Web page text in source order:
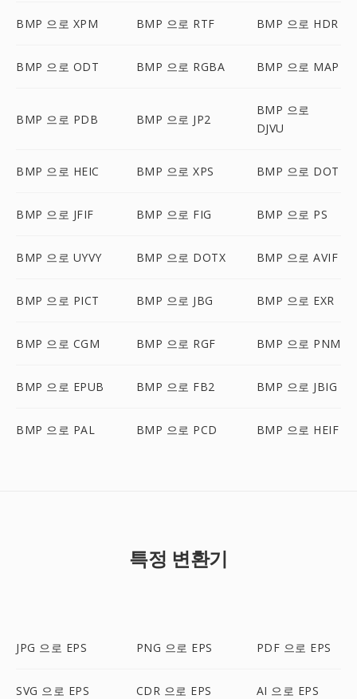
BMP 으로 XPM BMP 으로 RTF BMP 으로 HDR
BMP 으로 ODT BMP 으로 RGBA BMP 으로 MAP
BMP 으로 PDB BMP 으로 JP2
BMP 으로
DJVU
BMP 으로 HEIC BMP 으로 XPS BMP 으로 DOT
BMP 으로 JFIF BMP 으로 FIG BMP 으로 PS
BMP 으로 UYVY BMP 으로 DOTX BMP 으로 AVIF
BMP 으로 PICT BMP 으로 JBG BMP 으로 EXR
BMP 으로 CGM BMP 으로 RGF BMP 으로 PNM
BMP 으로 EPUB BMP 으로 FB2 BMP 으로 JBIG
BMP 으로 PAL BMP 으로 PCD BMP 으로 HEIF
특정 변환기
JPG 으로 EPS PNG 으로 EPS PDF 으로 EPS
SVG 으로 EPS CDR 으로 EPS AI 으로 EPS